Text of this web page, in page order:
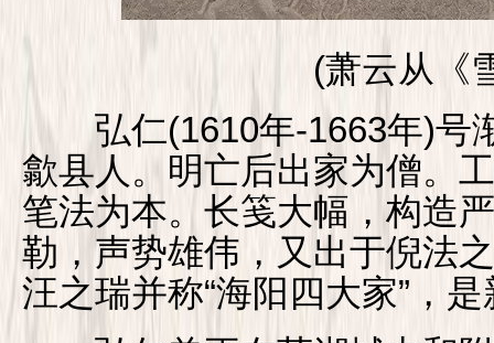
(萧云从《雪
弘仁(1610年-1663年)号
歙县人。明亡后出家为僧。
笔法为本。长笺大幅，构造
勒，声势雄伟，又出于倪法
汪之瑞并称“海阳四大家”，